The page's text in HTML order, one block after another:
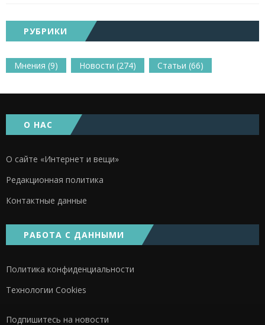
РУБРИКИ
Мнения (9) Новости (274) Статьи (66)
О НАС
О сайте «Интернет и вещи»
Редакционная политика
Контактные данные
РАБОТА С ДАННЫМИ
Политика конфиденциальности
Технологии Cookies
Подпишитесь на новости